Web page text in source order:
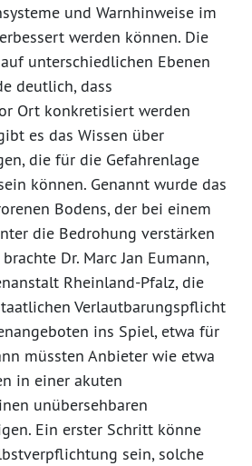
und Warnhinweise im
werden können. Die
unterschiedlichen Ebenen
deutlich, dass
Ort konkretisiert werden
es das Wissen über
die für die Gefahrenlage
können. Genannt wurde das
Bodens, der bei einem
die Bedrohung verstärken
Dr. Marc Jan Eumann,
Rheinland-Pfalz, die
Verlautbarungspflicht
ins Spiel, etwa für
müssten Anbieter wie etwa
in einer akuten
unübersehbaren
Ein erster Schritt könne
sein, solche